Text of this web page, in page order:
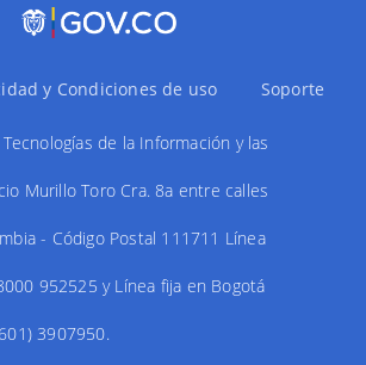
y Condiciones de uso Soporte
de la Información y las
Murillo Toro Cra. 8a entre calles
- Código Postal 111711 Línea
952525 y Línea fija en Bogotá
3907950.